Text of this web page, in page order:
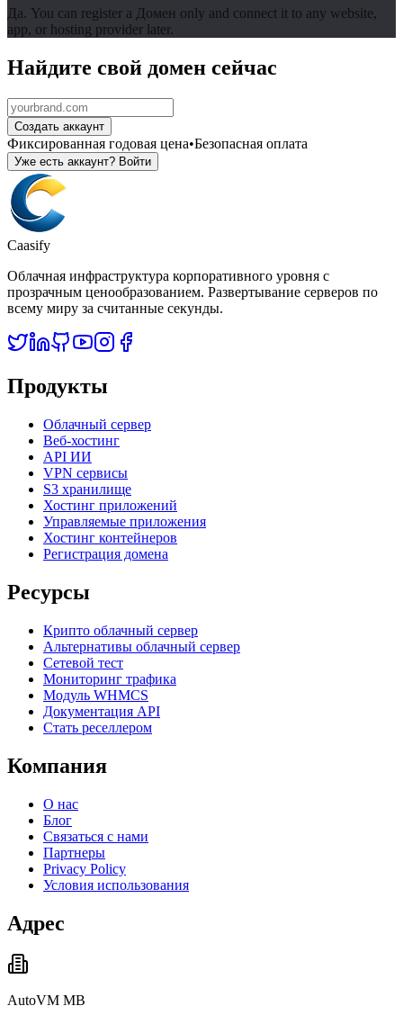
Да. You can register a Домен only and connect it to any website,
app, or hosting provider later.
Найдите свой домен сейчас
Создать аккаунт
Фиксированная годовая цена•Безопасная оплата
Уже есть аккаунт? Войти
Caasify
Облачная инфраструктура корпоративного уровня с
прозрачным ценообразованием. Развертывание серверов по
всему миру за считанные секунды.
Продукты
Облачный сервер
Веб-хостинг
API ИИ
VPN сервисы
S3 хранилище
Хостинг приложений
Управляемые приложения
Хостинг контейнеров
Регистрация домена
Ресурсы
Крипто облачный сервер
Альтернативы облачный сервер
Сетевой тест
Мониторинг трафика
Модуль WHMCS
Документация API
Стать реселлером
Компания
О нас
Блог
Связаться с нами
Партнеры
Privacy Policy
Условия использования
Адрес
AutoVM MB